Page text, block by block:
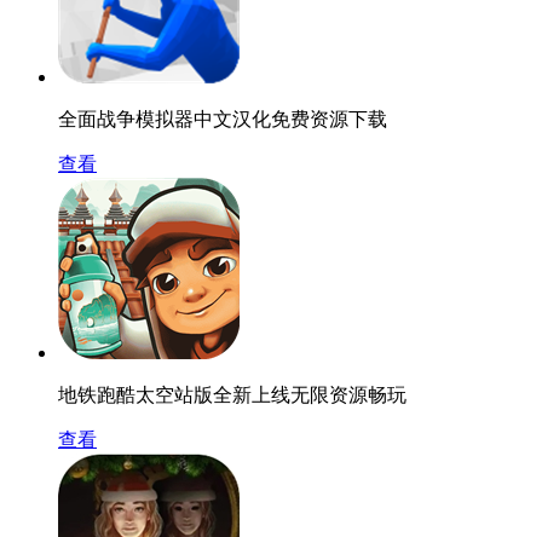
全面战争模拟器中文汉化免费资源下载
查看
地铁跑酷太空站版全新上线无限资源畅玩
查看